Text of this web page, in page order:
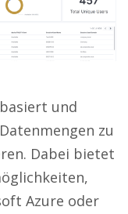
und
zu
Dabei bietet
Azure oder